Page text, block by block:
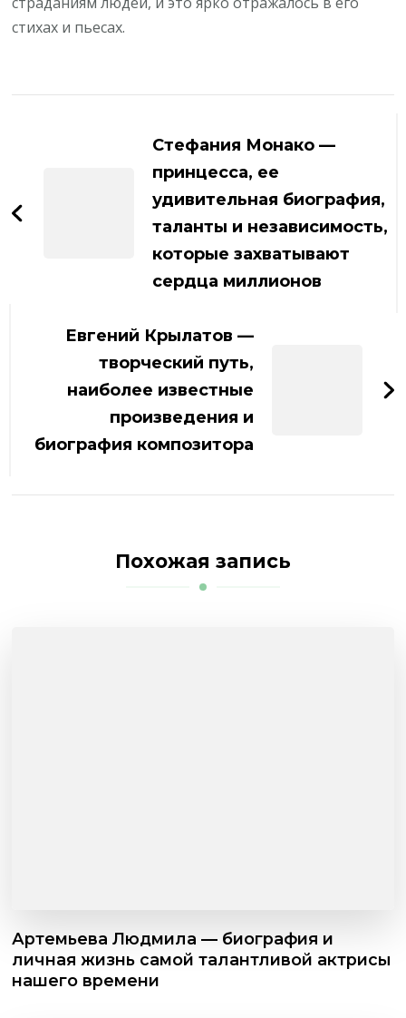
стихах и пьесах.
Стефания Монако —
принцесса, ее
удивительная биография,
таланты и независимость,
которые захватывают
сердца миллионов
Евгений Крылатов —
творческий путь,
наиболее известные
произведения и
биография композитора
Похожая запись
Артемьева Людмила — биография и
личная жизнь самой талантливой актрисы
нашего времени